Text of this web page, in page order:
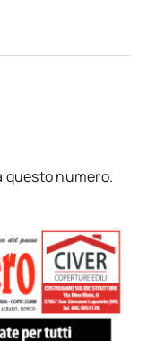
questo numero.